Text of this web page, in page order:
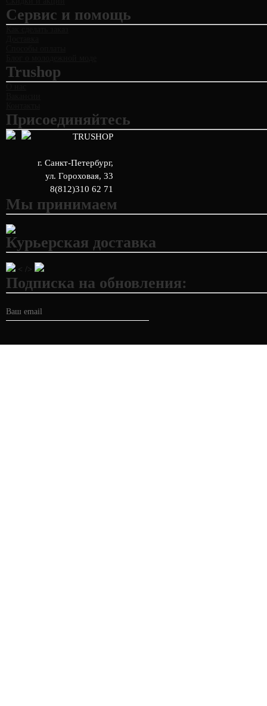
Сервис и помощь
Trushop
Присоединяйтесь
TRUSHOP
г. Санкт-Петербург,
ул. Гороховая, 33
8(812)310 62 71
Мы принимаем
Курьерская доставка
< />
Подписка на обновления: